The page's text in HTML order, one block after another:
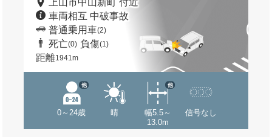
上山市中山新町 付近
車両相互 中破事故
普通乗用車(2)
死亡(0) 負傷(1)
距離1941m
0～24歳
他
晴
幅5.5～
13.0m
他
信号なし